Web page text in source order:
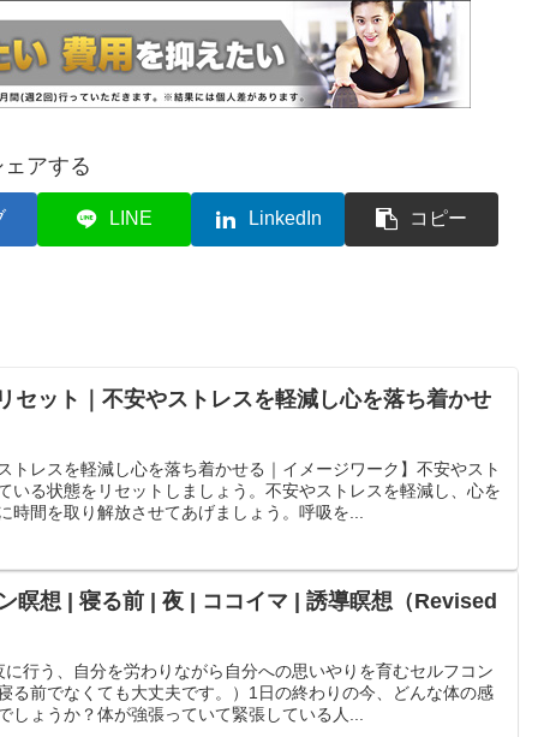
ェアする
LINE LinkedIn コピー
セット｜不安やストレスを軽減し心を落ち着かせ
トレスを軽減し心を落ち着かせる｜イメージワーク】不安やスト
いる状態をリセットしましょう。不安やストレスを軽減し、心を
時間を取り解放させてあげましょう。呼吸を...
瞑想 | 寝る前 | 夜 | ココイマ | 誘導瞑想（Revised
行う、自分を労わりながら自分への思いやりを育むセルフコン
る前でなくても大丈夫です。）1日の終わりの今、どんな体の感
しょうか？体が強張っていて緊張している人...